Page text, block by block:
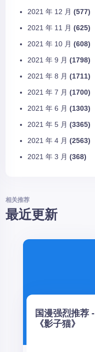
2021 年 12 月 (577)
2021 年 11 月 (625)
2021 年 10 月 (608)
2021 年 9 月 (1798)
2021 年 8 月 (1711)
2021 年 7 月 (1700)
2021 年 6 月 (1303)
2021 年 5 月 (3365)
2021 年 4 月 (2563)
2021 年 3 月 (368)
相关推荐
最近更新
国漫强烈推荐 -
《影子猫》